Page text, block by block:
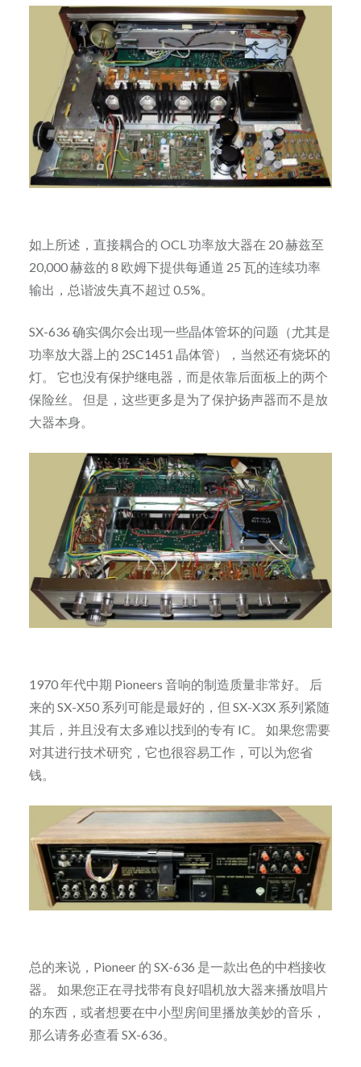
如上所述，直接耦合的 OCL 功率放大器在 20 赫兹至
20,000 赫兹的 8 欧姆下提供每通道 25 瓦的连续功率
输出，总谐波失真不超过 0.5%。
SX-636 确实偶尔会出现一些晶体管坏的问题（尤其是
功率放大器上的 2SC1451 晶体管），当然还有烧坏的
灯。 它也没有保护继电器，而是依靠后面板上的两个
保险丝。 但是，这些更多是为了保护扬声器而不是放
大器本身。
1970 年代中期 Pioneers 音响的制造质量非常好。 后
来的 SX-X50 系列可能是最好的，但 SX-X3X 系列紧随
其后，并且没有太多难以找到的专有 IC。 如果您需要
对其进行技术研究，它也很容易工作，可以为您省
钱。
总的来说，Pioneer 的 SX-636 是一款出色的中档接收
器。 如果您正在寻找带有良好唱机放大器来播放唱片
的东西，或者想要在中小型房间里播放美妙的音乐，
那么请务必查看 SX-636。